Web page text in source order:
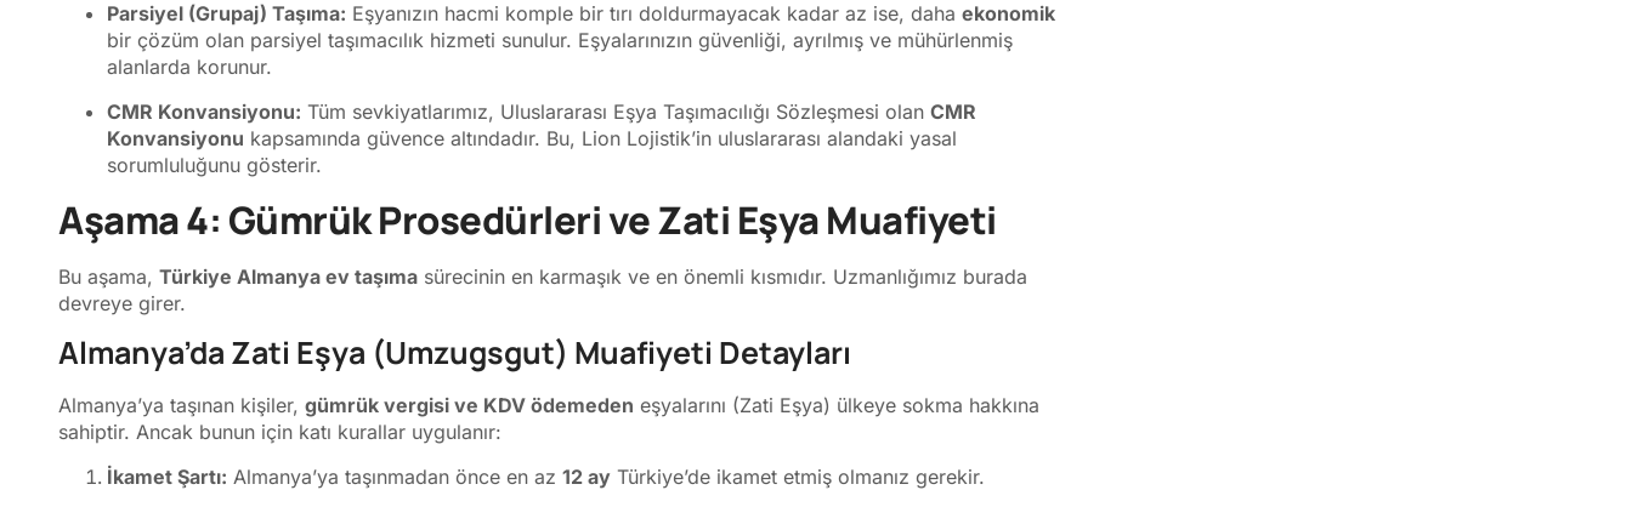
Parsiyel (Grupaj) Taşıma: Eşyanızın hacmi komple bir tırı doldurmayacak kadar az ise, daha ekonomik
bir çözüm olan parsiyel taşımacılık hizmeti sunulur. Eşyalarınızın güvenliği, ayrılmış ve mühürlenmiş
alanlarda korunur.
CMR Konvansiyonu: Tüm sevkiyatlarımız, Uluslararası Eşya Taşımacılığı Sözleşmesi olan CMR
Konvansiyonu kapsamında güvence altındadır. Bu, Lion Lojistik’in uluslararası alandaki yasal
sorumluluğunu gösterir.
Aşama 4: Gümrük Prosedürleri ve Zati Eşya Muafiyeti
Bu aşama, Türkiye Almanya ev taşıma sürecinin en karmaşık ve en önemli kısmıdır. Uzmanlığımız burada
devreye girer.
Almanya’da Zati Eşya (Umzugsgut) Muafiyeti Detayları
Almanya’ya taşınan kişiler, gümrük vergisi ve KDV ödemeden eşyalarını (Zati Eşya) ülkeye sokma hakkına
sahiptir. Ancak bunun için katı kurallar uygulanır:
İkamet Şartı: Almanya’ya taşınmadan önce en az 12 ay Türkiye’de ikamet etmiş olmanız gerekir.